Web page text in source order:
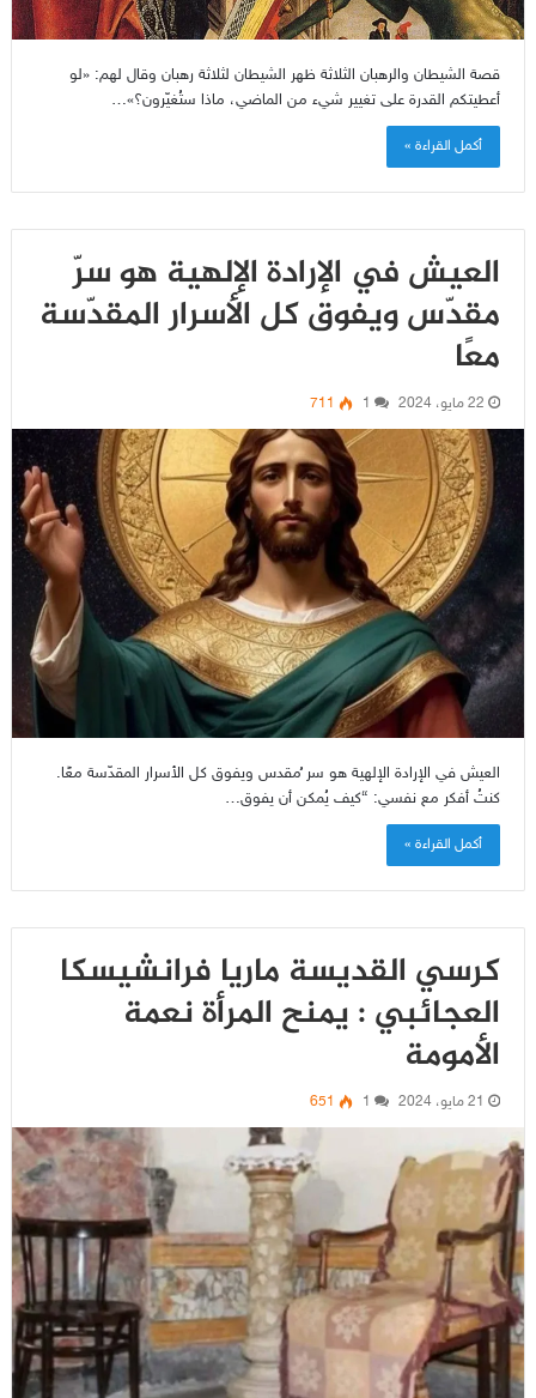
قصة الشيطان والرهبان الثلاثة ظهر الشيطان لثلاثة رهبان وقال لهم: «لو
أعطيتكم القدرة على تغيير شيء من الماضي، ماذا ستُغيّرون؟»…
أكمل القراءة »
العيش في الإرادة الإلهية هو سرّ
مقدّس ويفوق كل الأسرار المقدّسة
معًا
22 مايو، 2024 1
711
العيش في الإرادة الإلهية هو سر ُمقدس ويفوق كل الأسرار المقدّسة معًا.
كنتُ أفكر مع نفسي: “كيف يُمكن أن يفوق…
أكمل القراءة »
كرسي القديسة ماريا فرانشيسكا
العجائبي : يمنح المرأة نعمة
الأمومة
21 مايو، 2024 1
651